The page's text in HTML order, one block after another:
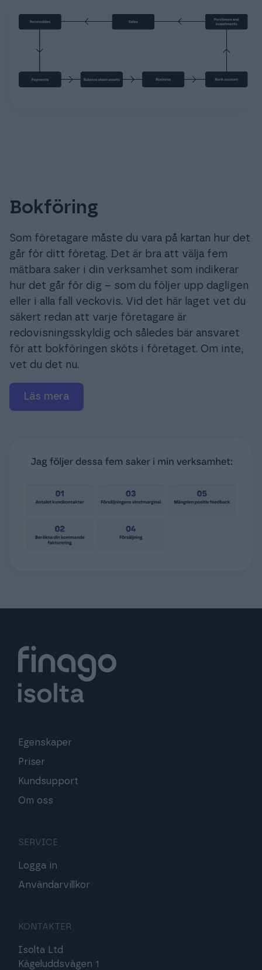
Bokföring
Som företagare måste du vara på kartan hur det
går för ditt företag. Det är bra att välja fem
mätbara saker i din verksamhet som indikerar
hur det går för dig – som du följer upp dagligen
eller i alla fall veckovis. Vid det här laget vet du
säkert redan att varje företagare är
redovisningsskyldig och således bär ansvaret
för att bokföringen sköts i företaget. Om inte,
vet du det nu.
läs mera
Egenskaper
Priser
Kundsupport
Om oss
SERVICE
Logga in
Användarvillkor
KONTAKTER
Isolta Ltd
Kägeluddsvägen 1